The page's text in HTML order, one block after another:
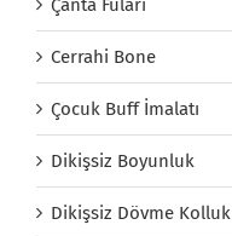
Çanta Fuları
Cerrahi Bone
Çocuk Buff İmalatı
Dikişsiz Boyunluk
Dikişsiz Dövme Kolluk